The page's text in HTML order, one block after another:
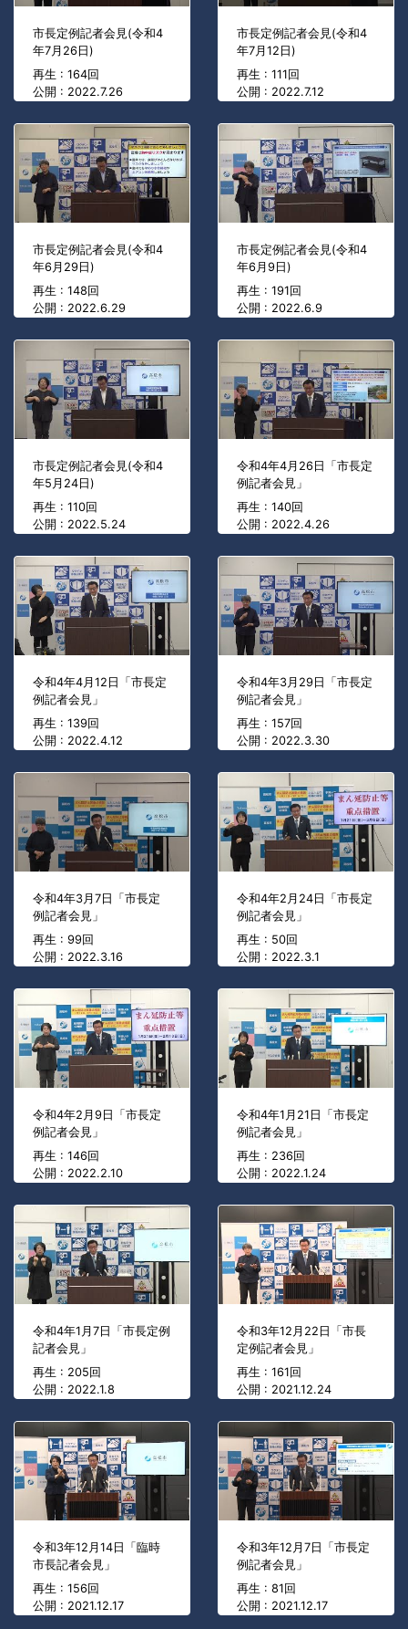
市長定例記者会見(令和4
年7月26日)
再生 : 164回
公開 : 2022.7.26
市長定例記者会見(令和4
年7月12日)
再生 : 111回
公開 : 2022.7.12
市長定例記者会見(令和4
年6月29日)
再生 : 148回
公開 : 2022.6.29
市長定例記者会見(令和4
年6月9日)
再生 : 191回
公開 : 2022.6.9
市長定例記者会見(令和4
年5月24日)
再生 : 110回
公開 : 2022.5.24
令和4年4月26日「市長定
例記者会見」
再生 : 140回
公開 : 2022.4.26
令和4年4月12日「市長定
例記者会見」
再生 : 139回
公開 : 2022.4.12
令和4年3月29日「市長定
例記者会見」
再生 : 157回
公開 : 2022.3.30
令和4年3月7日「市長定
例記者会見」
再生 : 99回
公開 : 2022.3.16
令和4年2月24日「市長定
例記者会見」
再生 : 50回
公開 : 2022.3.1
令和4年2月9日「市長定
例記者会見」
再生 : 146回
公開 : 2022.2.10
令和4年1月21日「市長定
例記者会見」
再生 : 236回
公開 : 2022.1.24
令和4年1月7日「市長定例
記者会見」
再生 : 205回
公開 : 2022.1.8
令和3年12月22日「市長
定例記者会見」
再生 : 161回
公開 : 2021.12.24
令和3年12月14日「臨時
市長記者会見」
再生 : 156回
公開 : 2021.12.17
令和3年12月7日「市長定
例記者会見」
再生 : 81回
公開 : 2021.12.17